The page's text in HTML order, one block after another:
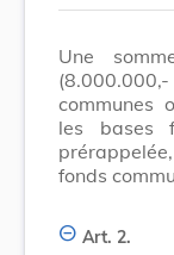
Une
communes
les
fonds
Art. 2.